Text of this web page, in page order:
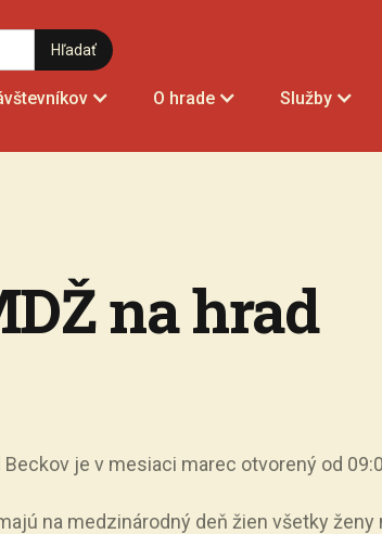
O hrade Služby
na hrad
Beckov je v mesiaci marec otvorený od
na medzinárodný deň žien všetky